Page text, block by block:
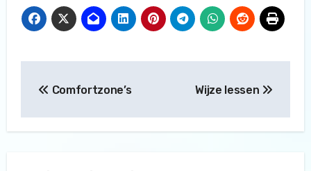
Comfortzone’s Wijze lessen